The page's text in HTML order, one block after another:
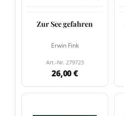
Zur See gefahren
Erwin Fink
Art.-Nr. 279723
26,00 €